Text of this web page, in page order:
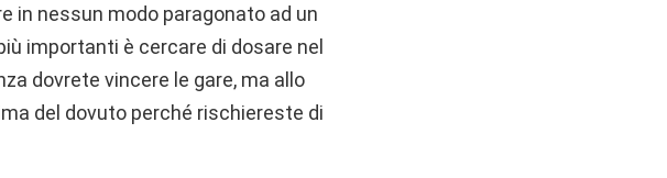
in nessun modo paragonato ad un
importanti è cercare di dosare nel
dovrete vincere le gare, ma allo
del dovuto perché rischiereste di